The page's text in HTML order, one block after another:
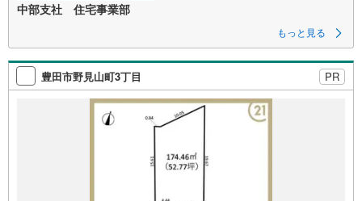
中部支社 住宅事業部
もっと見る
豊田市野見山町3丁目 PR